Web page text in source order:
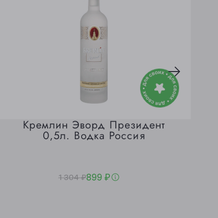
Кремлин Эворд Президент
0,5л. Водка Россия
1 304 ₽899 ₽